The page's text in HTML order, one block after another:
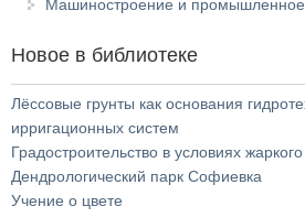
Машиностроение и промышленное
Новое в библиотеке
Лёссовые грунты как основания
ирригационных систем
Градостроительство в условиях
Дендрологический парк Софиевка
Учение о цвете